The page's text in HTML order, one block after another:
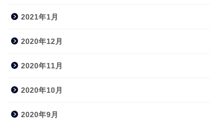
2021年1月
2020年12月
2020年11月
2020年10月
2020年9月